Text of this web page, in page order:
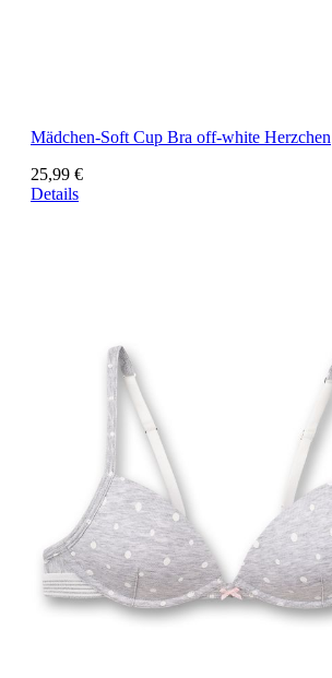
Mädchen-Soft Cup Bra off-white Herzchen
25,99 €
Details